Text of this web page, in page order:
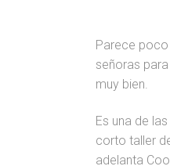
Parece poco
señoras
muy bien.
Es una de
corto taller
adelanta